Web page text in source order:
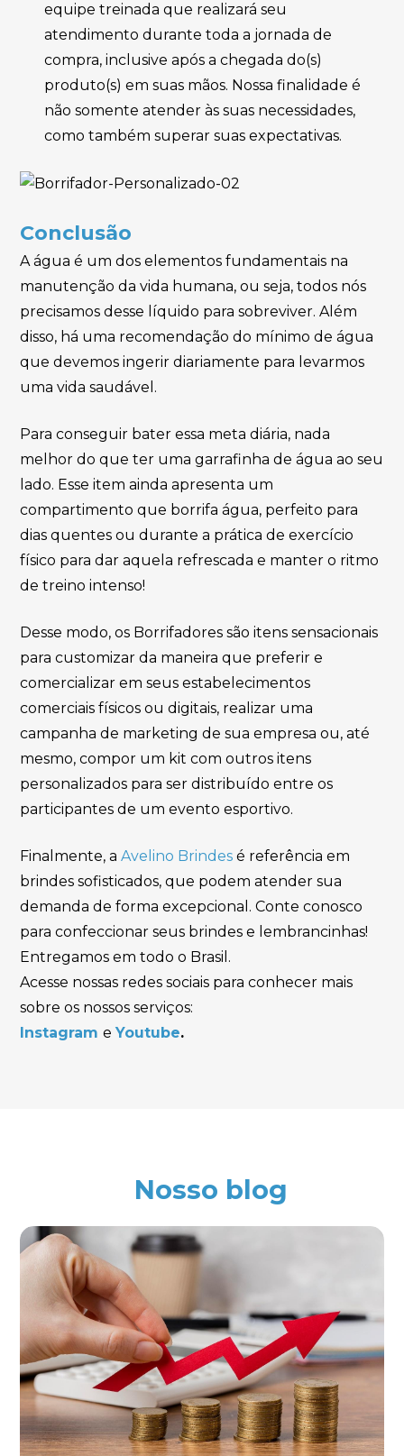
equipe treinada que realizará seu
atendimento durante toda a jornada de
compra, inclusive após a chegada do(s)
produto(s) em suas mãos. Nossa finalidade é
não somente atender às suas necessidades,
como também superar suas expectativas.
Conclusão
A água é um dos elementos fundamentais na
manutenção da vida humana, ou seja, todos nós
precisamos desse líquido para sobreviver. Além
disso, há uma recomendação do mínimo de água
que devemos ingerir diariamente para levarmos
uma vida saudável.
Para conseguir bater essa meta diária, nada
melhor do que ter uma garrafinha de água ao seu
lado. Esse item ainda apresenta um
compartimento que borrifa água, perfeito para
dias quentes ou durante a prática de exercício
físico para dar aquela refrescada e manter o ritmo
de treino intenso!
Desse modo, os Borrifadores são itens sensacionais
para customizar da maneira que preferir e
comercializar em seus estabelecimentos
comerciais físicos ou digitais, realizar uma
campanha de marketing de sua empresa ou, até
mesmo, compor um kit com outros itens
personalizados para ser distribuído entre os
participantes de um evento esportivo.
Finalmente, aAvelino Brindes é referência em
brindes sofisticados, que podem atender sua
demanda de forma excepcional. Conte conosco
para confeccionar seus brindes e lembrancinhas!
Entregamos em todo o Brasil.
Acesse nossas redes sociais para conhecer mais
sobre os nossos serviços:
Instagram eYoutube.
Nosso blog